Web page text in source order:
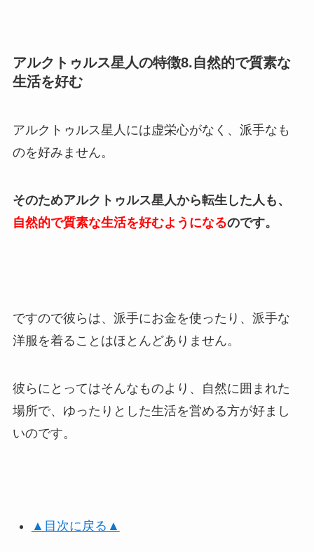
アルクトゥルス星人の特徴8.自然的で質素な
生活を好む
アルクトゥルス星人には虚栄心がなく、派手なも
のを好みません。
そのためアルクトゥルス星人から転生した人も、
自然的で質素な生活を好むようになるのです。
ですので彼らは、派手にお金を使ったり、派手な
洋服を着ることはほとんどありません。
彼らにとってはそんなものより、自然に囲まれた
場所で、ゆったりとした生活を営める方が好まし
いのです。
▲目次に戻る▲